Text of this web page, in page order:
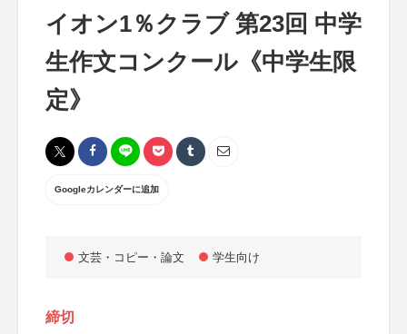
イオン1％クラブ 第23回 中学
生作文コンクール《中学生限
定》
Googleカレンダーに追加
文芸・コピー・論文 学生向け
締切